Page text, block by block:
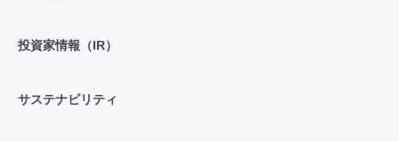
投資家情報（IR）
サステナビリティ